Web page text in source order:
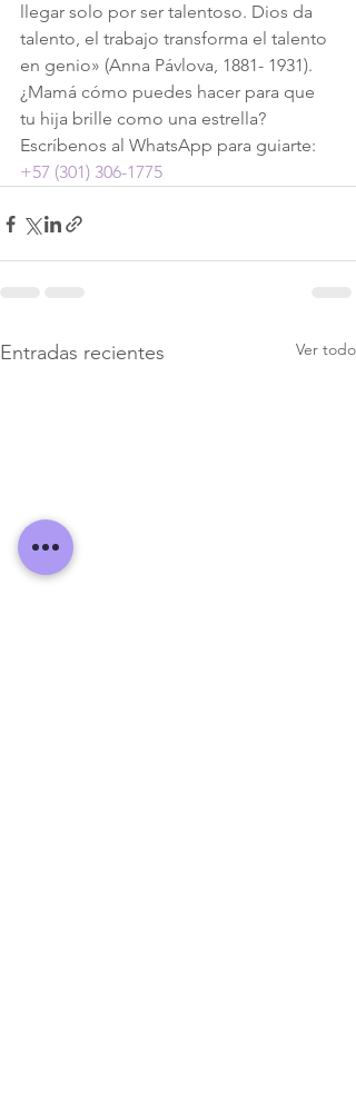
llegar solo por ser talentoso. Dios da
talento, el trabajo transforma el talento
en genio» (Anna Pávlova, 1881- 1931).
¿Mamá cómo puedes hacer para que
tu hija brille como una estrella?
Escríbenos al WhatsApp para guiarte:
+57 (301) 306-1775
Entradas recientes Ver todo